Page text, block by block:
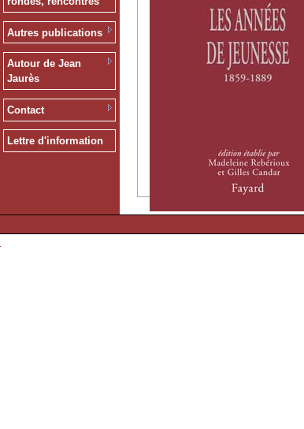
Autres publications
Autour de Jean
Jaurès
Contact
Lettre d'information